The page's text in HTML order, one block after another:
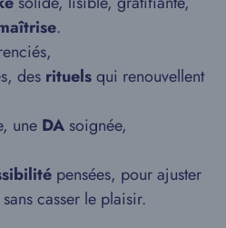
.
des rituelsqui renouvellent
une DA soignée,
pensées, pour ajuster
casser le plaisir.